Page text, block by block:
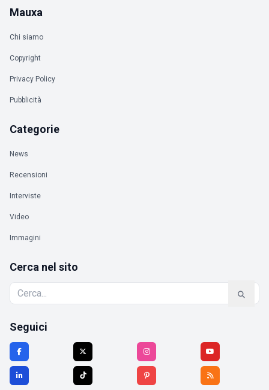
Mauxa
Chi siamo
Copyright
Privacy Policy
Pubblicità
Categorie
News
Recensioni
Interviste
Video
Immagini
Cerca nel sito
Seguici